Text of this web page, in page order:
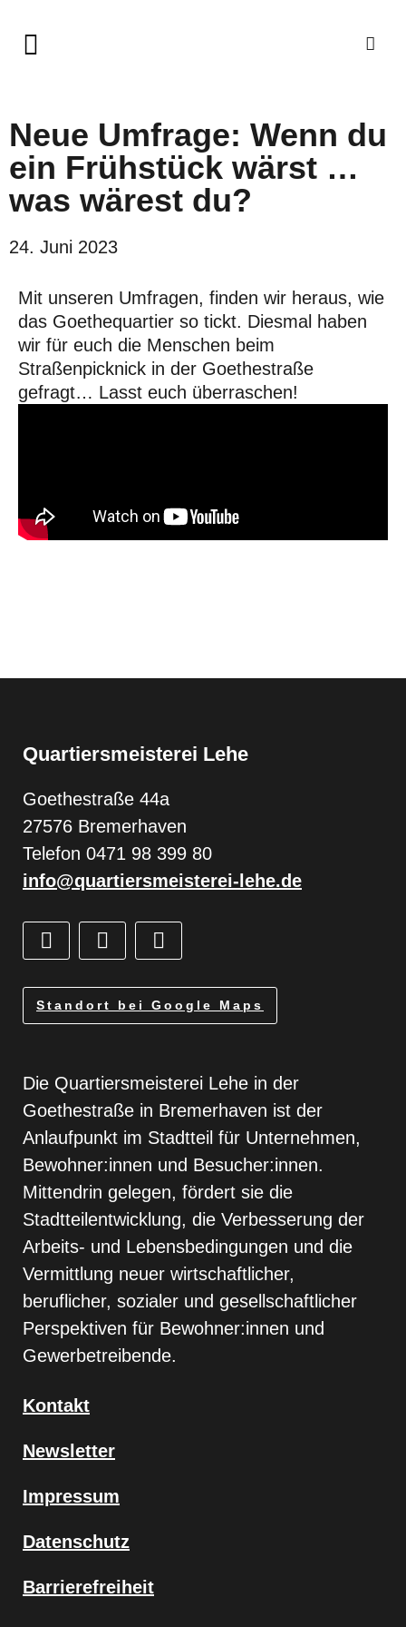
Neue Umfrage: Wenn du
ein Frühstück wärst …
was wärest du?
24. Juni 2023
Mit unseren Umfragen, finden wir heraus, wie
das Goethequartier so tickt. Diesmal haben
wir für euch die Menschen beim
Straßenpicknick in der Goethestraße
gefragt… Lasst euch überraschen!
Quartiersmeisterei Lehe
Goethestraße 44a
27576 Bremerhaven
Telefon 0471 98 399 80
info@quartiersmeisterei-lehe.de
Standort bei Google Maps
Die Quartiersmeisterei Lehe in der
Goethestraße in Bremerhaven ist der
Anlaufpunkt im Stadtteil für Unternehmen,
Bewohner:innen und Besucher:innen.
Mittendrin gelegen, fördert sie die
Stadtteilentwicklung, die Verbesserung der
Arbeits- und Lebensbedingungen und die
Vermittlung neuer wirtschaftlicher,
beruflicher, sozialer und gesellschaftlicher
Perspektiven für Bewohner:innen und
Gewerbetreibende.
Kontakt
Newsletter
Impressum
Datenschutz
Barrierefreiheit